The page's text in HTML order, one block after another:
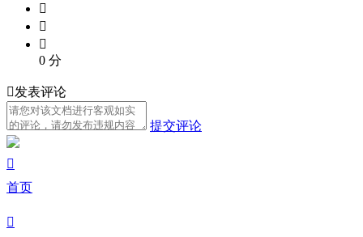



0 分
发表评论
提交评论

首页
